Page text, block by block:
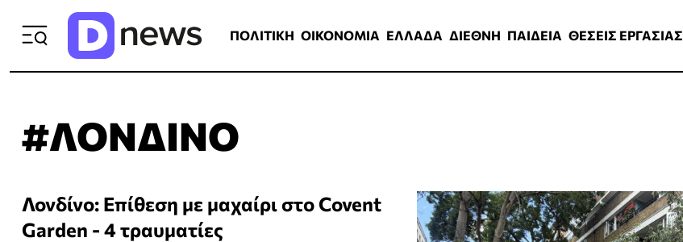
ΠΟΛΙΤΙΚΗ ΟΙΚΟΝΟΜΙΑ ΕΛΛΑΔΑ ΔΙΕΘΝΗ ΠΑΙΔΕΙΑ ΘΕΣΕΙΣ ΕΡΓΑΣΙΑΣ
#ΛΟΝΔΙΝΟ
Λονδίνο: Επίθεση με μαχαίρι στο Covent
Garden - 4 τραυματίες